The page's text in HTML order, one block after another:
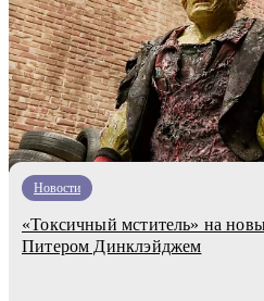
Новости
«Токсичный мститель» на
Питером Динклэйджем